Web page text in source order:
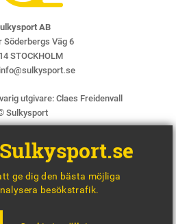
AB
Söderbergs Väg 6
STOCKHOLM
info@sulkysport.se
utgivare: Claes Freidenvall
Sulkysport
BY
ge dig den bästa möjliga
besökstrafik.